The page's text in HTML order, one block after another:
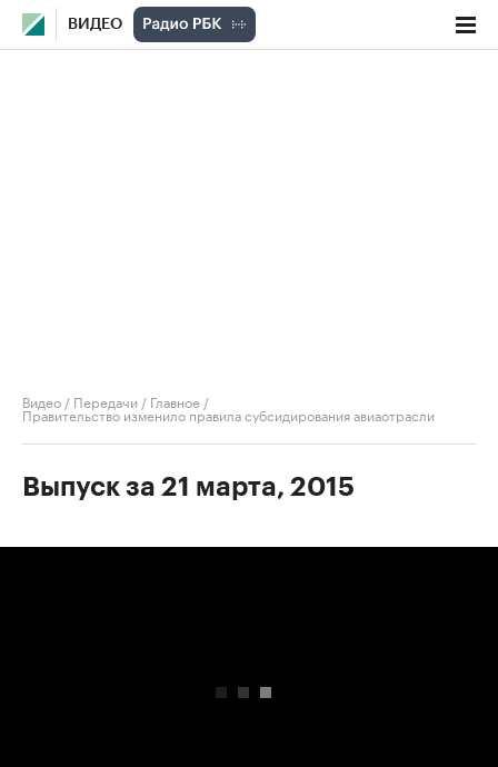
ВИДЕО
Видео / Передачи / Главное /
Правительство изменило правила субсидирования авиаотрасли
Выпуск за 21 марта, 2015